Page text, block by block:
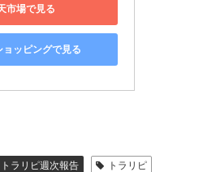
市場で見る
ッピングで見る
トラリピ週次報告 トラリピ